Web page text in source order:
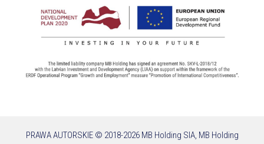
PRAWA AUTORSKIE © 2018-2026 MB Holding SIA, MB Holding